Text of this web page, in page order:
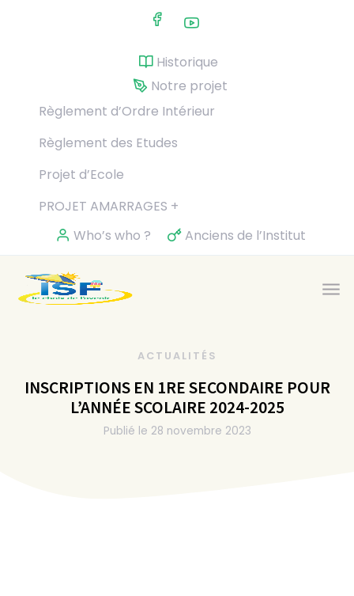
Historique
Notre projet
Règlement d’Ordre Intérieur
Règlement des Etudes
Projet d’Ecole
PROJET AMARRAGES +
Who’s who ?
Anciens de l’Institut
ACTUALITÉS
INSCRIPTIONS EN 1RE SECONDAIRE POUR
L’ANNÉE SCOLAIRE 2024-2025
Publié le 28 novembre 2023